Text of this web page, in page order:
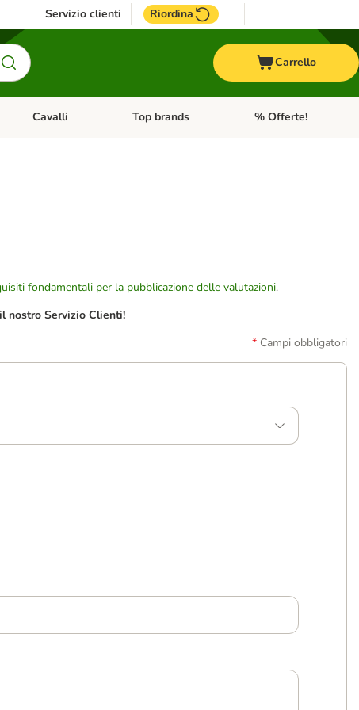
Servizio clienti Riordina
Carrello
Apri Menu Categoria: Acquaristica
Cavalli Apri Menu Categoria: Cavalli
Top brands Apri Menu Categoria:
% Offerte!
fondamentali per la pubblicazione delle valutazioni.
nostro Servizio Clienti!
Campi obbligatori